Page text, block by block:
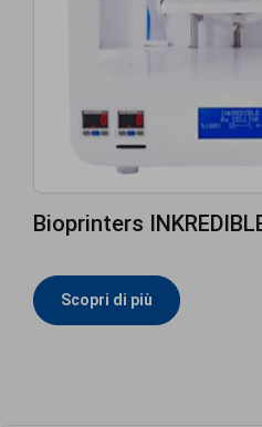
Bioprinters
Scopri di più